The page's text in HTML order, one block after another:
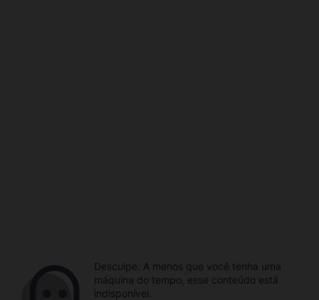
Desculpe. A menos que você tenha uma
máquina do tempo, esse conteúdo está
indisponível.